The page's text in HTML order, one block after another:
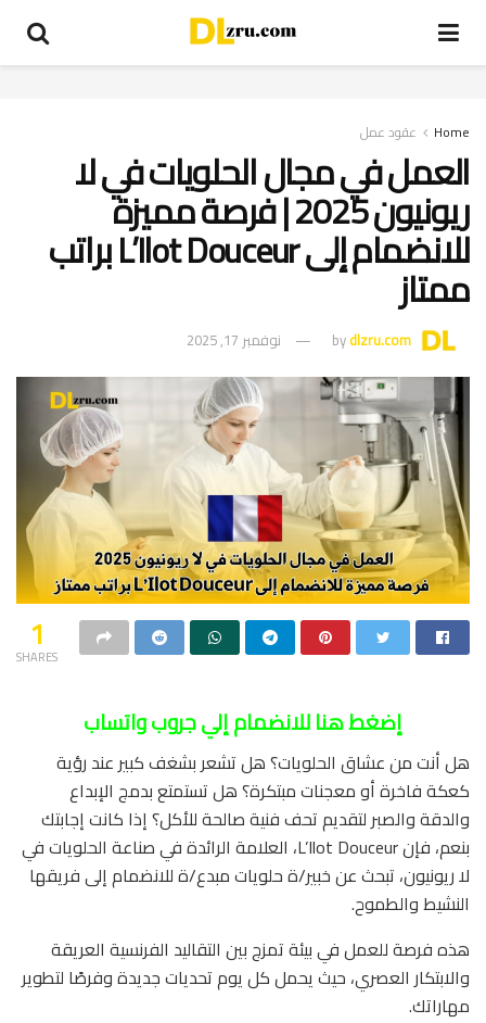
Home عقود عمل
العمل في مجال الحلويات في لا
ريونيون 2025 | فرصة مميزة
للانضمام إلى L’Ilot Douceur براتب
ممتاز
bydlzru.com نوفمبر 17, 2025
1
SHARES
إضغط هنا للانضمام إلي جروب واتساب
هل أنت من عشاق الحلويات؟ هل تشعر بشغف كبير عند رؤية
كعكة فاخرة أو معجنات مبتكرة؟ هل تستمتع بدمج الإبداع
والدقة والصبر لتقديم تحف فنية صالحة للأكل؟ إذا كانت إجابتك
بنعم، فإن L’Ilot Douceur، العلامة الرائدة في صناعة الحلويات في
لا ريونيون، تبحث عن خبير/ة حلويات مبدع/ة للانضمام إلى فريقها
النشيط والطموح.
هذه فرصة للعمل في بيئة تمزج بين التقاليد الفرنسية العريقة
والابتكار العصري، حيث يحمل كل يوم تحديات جديدة وفرصًا لتطوير
مهاراتك.